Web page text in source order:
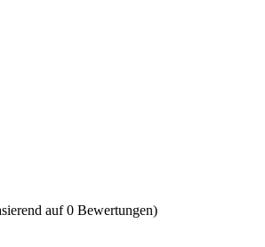
auf 0 Bewertungen)